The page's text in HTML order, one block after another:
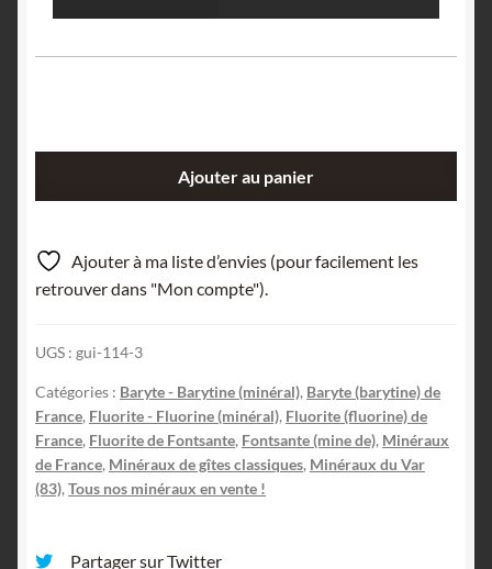
Barytine,
mine
de
massif
de
Tanneron,
Var.
Ajouter au panier
Ajouter à ma liste d’envies (pour facilement les
retrouver dans "Mon compte").
UGS : gui-114-3
Catégories : Baryte - Barytine (minéral), Baryte (barytine) de
France, Fluorite - Fluorine (minéral), Fluorite (fluorine) de
France, Fluorite de Fontsante, Fontsante (mine de), Minéraux
de France, Minéraux de gîtes classiques, Minéraux du Var
(83), Tous nos minéraux en vente !
Partager sur Twitter